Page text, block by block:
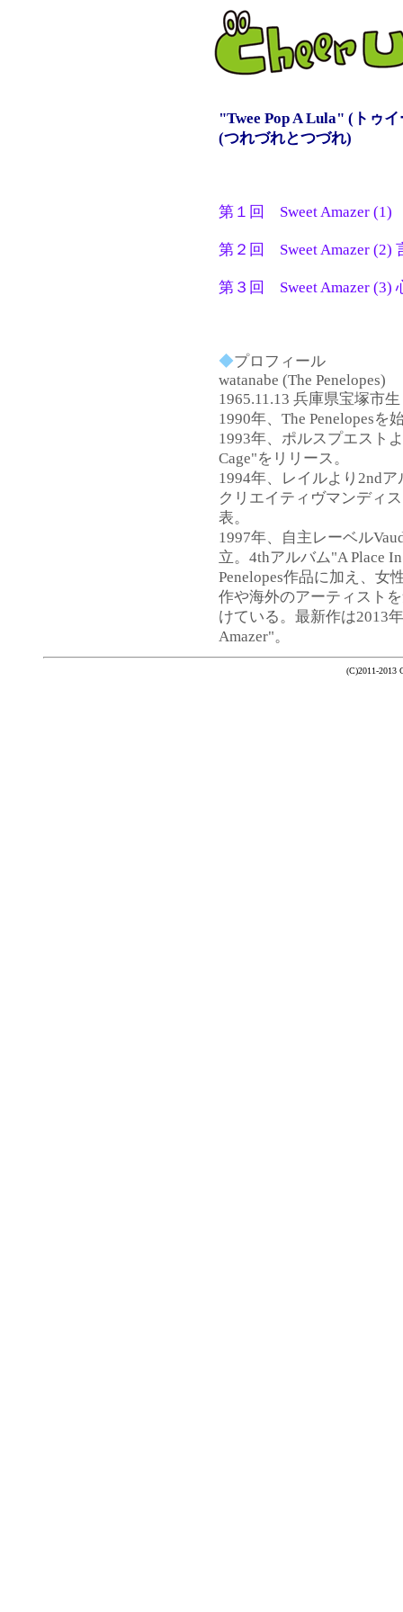
"Twee Pop A Lula" (トゥ
(つれづれとつづれ)
第１回 Sweet Amazer (1)
第２回 Sweet Amazer (2)
第３回 Sweet Amazer (3)
◆プロフィール
watanabe (The Penelopes)
1965.11.13 兵庫県宝塚市
1990年、The Penelopesを
1993年、ポルスプエスト
Cage"をリリース。
1994年、レイルより2nd
クリエイティヴマンディ
表。
1997年、自主レーベル
立。4thアルバム"A Place
Penelopes作品に加え、女
作や海外のアーティスト
けている。最新作は2013
Amazer"。
(C)2011-2013